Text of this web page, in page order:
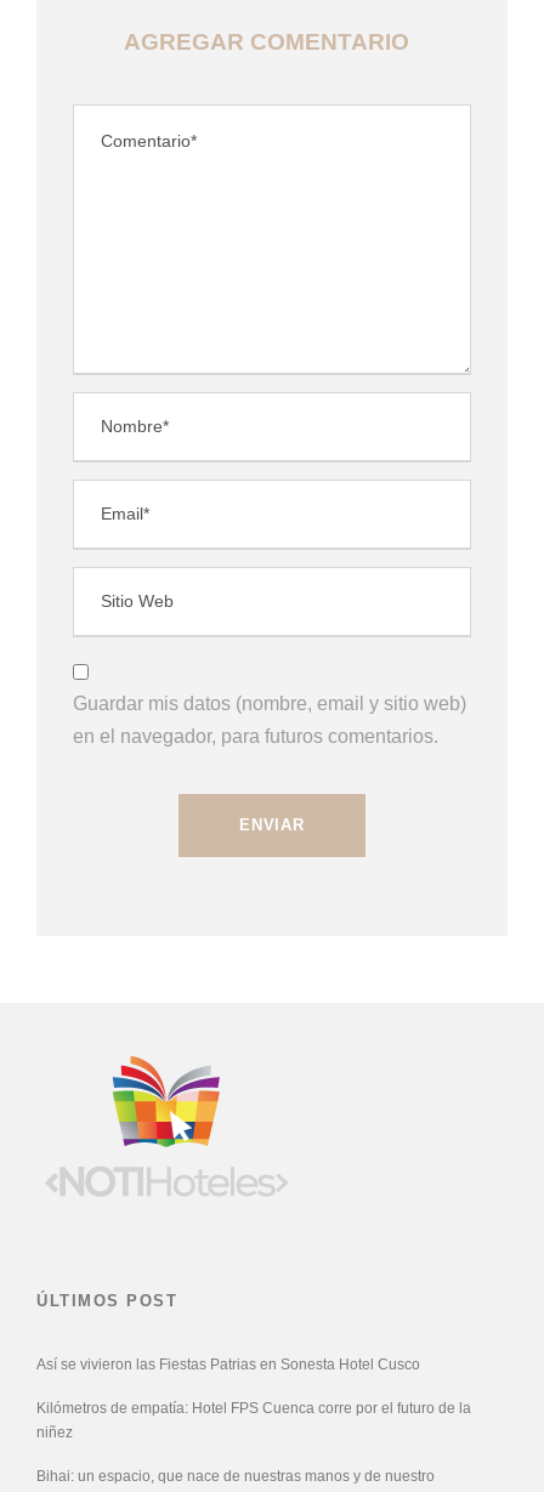
AGREGAR COMENTARIO
Guardar mis datos (nombre, email y sitio web)
en el navegador, para futuros comentarios.
ÚLTIMOS POST
Así se vivieron las Fiestas Patrias en Sonesta Hotel Cusco
Kilómetros de empatía: Hotel FPS Cuenca corre por el futuro de la
niñez
Bihai: un espacio, que nace de nuestras manos y de nuestro